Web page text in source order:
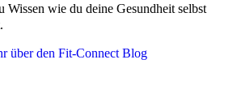
Wissen wie du deine Gesundheit selbst
über den Fit-Connect Blog